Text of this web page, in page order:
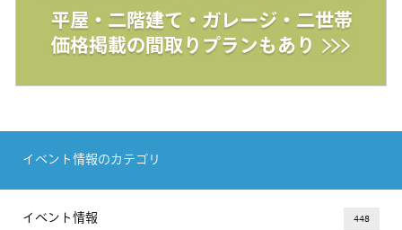
イベント情報のカテゴリ
イベント情報 448